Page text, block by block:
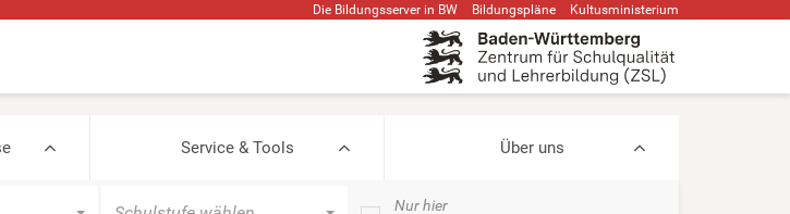
Die Bildungsserver in BW Bildungspläne Kultusministerium
Service & Tools Über uns
Nur hier